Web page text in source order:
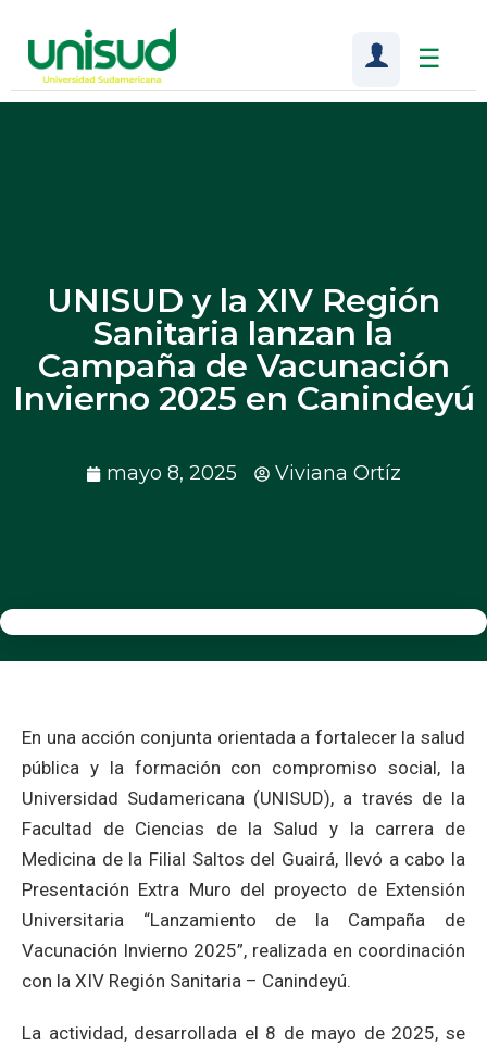
☰
UNISUD y la XIV Región
Sanitaria lanzan la
Campaña de Vacunación
Invierno 2025 en Canindeyú
mayo 8, 2025 Viviana Ortíz
En una acción conjunta orientada a fortalecer la salud
pública y la formación con compromiso social, la
Universidad Sudamericana (UNISUD), a través de la
Facultad de Ciencias de la Salud y la carrera de
Medicina de la Filial Saltos del Guairá, llevó a cabo la
Presentación Extra Muro del proyecto de Extensión
Universitaria “Lanzamiento de la Campaña de
Vacunación Invierno 2025”, realizada en coordinación
con la XIV Región Sanitaria – Canindeyú.
La actividad, desarrollada el 8 de mayo de 2025, se